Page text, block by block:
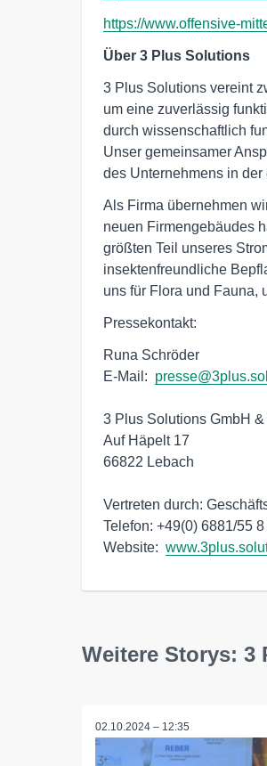
https://www.offensive-
Über 3 Plus Solutions
3 Plus Solutions vereint
um eine zuverlässig
durch wissenschaftlich
Unser gemeinsamer
des Unternehmens in
Als Firma übernehmen
neuen Firmengebäudes
größten Teil unseres
insektenfreundliche
uns für Flora und Fauna,
Pressekontakt:
Runa Schröder
E-Mail:
3 Plus Solutions GmbH
Auf Häpelt 17
66822 Lebach
Vertreten durch:
Telefon: +49(0) 6881/55
Website:
Weitere Storys: 3
02.10.2024 – 12:35